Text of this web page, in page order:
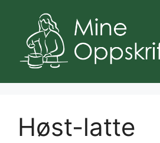
innhold
Høst-latte